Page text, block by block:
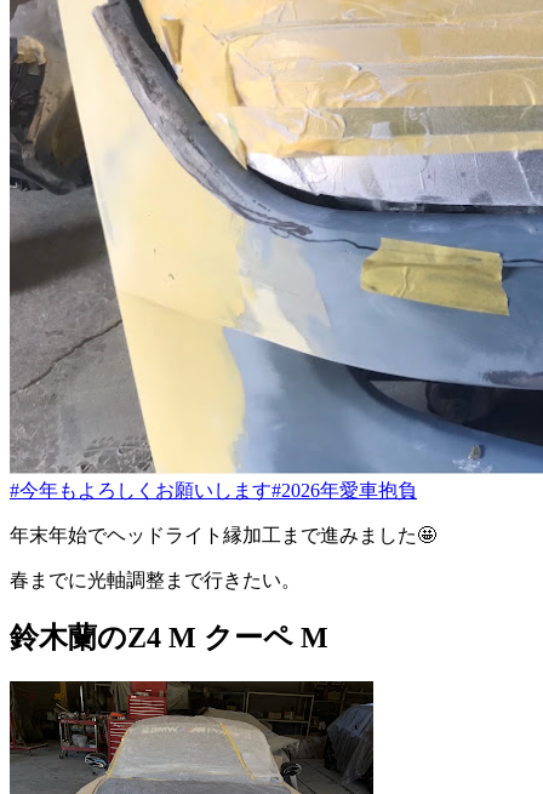
#今年もよろしくお願いします#2026年愛車抱負
年末年始でヘッドライト縁加工まで進みました🤩
春までに光軸調整まで行きたい。
鈴木蘭のZ4 M クーペ M